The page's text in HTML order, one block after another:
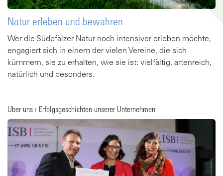
Natur erleben und bewahren
Wer die Südpfälzer Natur noch intensiver erleben möchte,
engagiert sich in einem der vielen Vereine, die sich
kümmern, sie zu erhalten, wie sie ist: vielfältig, artenreich,
natürlich und besonders.
Über uns › Erfolgsgeschichten unserer Unternehmen